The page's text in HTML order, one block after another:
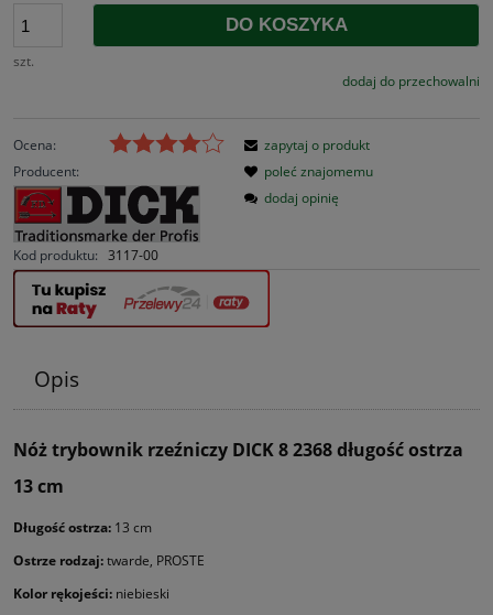
szt.
DO KOSZYKA
dodaj do przechowalni
Ocena:
Producent:
Kod produktu: 3117-00
zapytaj o produkt
poleć znajomemu
dodaj opinię
Opis
Nóż trybownik rzeźniczy DICK 8 2368 długość ostrza
13 cm
Długość ostrza: 13 cm
Ostrze rodzaj:twarde, PROSTE
Kolor rękojeści: niebieski